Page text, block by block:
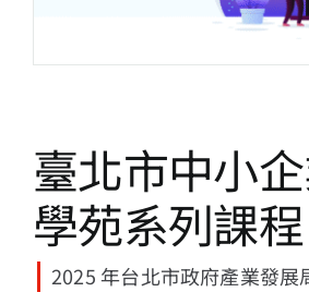
13+實證場域
園區資源
臺北市中小
學苑系列課程
2025 年台北市政府產業發展